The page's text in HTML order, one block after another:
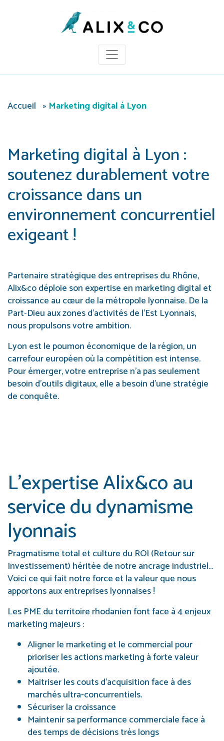
Accueil » Marketing digital à Lyon
Marketing digital à Lyon :
soutenez durablement votre
croissance dans un
environnement concurrentiel
exigeant !
Partenaire stratégique des entreprises du Rhône,
Alix&co déploie son expertise en marketing digital et
croissance au cœur de la métropole lyonnaise. De la
Part-Dieu aux zones d’activités de l’Est Lyonnais,
nous propulsons votre ambition.
Lyon est le poumon économique de la région, un
carrefour européen où la compétition est intense.
Pour émerger, votre entreprise n’a pas seulement
besoin d’outils digitaux, elle a besoin d’une stratégie
de conquête.
L’expertise Alix&co au
service du dynamisme
lyonnais
Pragmatisme total et culture du ROI (Retour sur
Investissement) héritée de notre ancrage industriel…
Voici ce qui fait notre force et la valeur que nous
apportons aux entreprises lyonnaises !
Les PME du territoire rhodanien font face à 4 enjeux
marketing majeurs :
Aligner le marketing et le commercial pour
prioriser les actions marketing à forte valeur
ajoutée.
Maitriser les couts d’acquisition face à des
marchés ultra-concurrentiels.
Sécuriser la croissance
Maintenir sa performance commerciale face à
des temps de décisions très longs